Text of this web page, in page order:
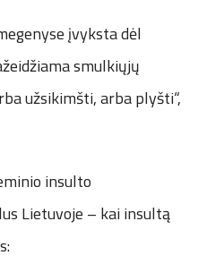
įvyksta dėl
smulkiųjų
užsikimšti, arba plyšti“,
insulto
Lietuvoje – kai insultą